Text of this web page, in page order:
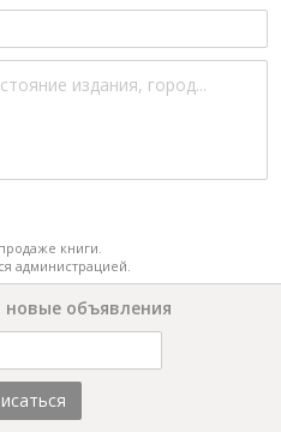
книги.
администрацией.
объявления